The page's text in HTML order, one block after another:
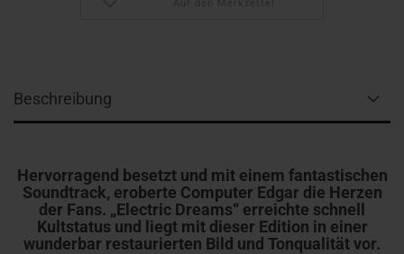
Beschreibung
Hervorragend besetzt und mit einem fantastischen
Soundtrack, eroberte Computer Edgar die Herzen
der Fans. „Electric Dreams“ erreichte schnell
Kultstatus und liegt mit dieser Edition in einer
wunderbar restaurierten Bild und Tonqualität vor.